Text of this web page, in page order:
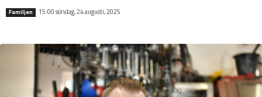
Familjen 15:00 söndag, 24 augusti, 2025